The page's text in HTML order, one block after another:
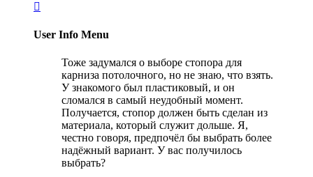

User Info Menu
Тоже задумался о выборе стопора для
карниза потолочного, но не знаю, что взять.
У знакомого был пластиковый, и он
сломался в самый неудобный момент.
Получается, стопор должен быть сделан из
материала, который служит дольше. Я,
честно говоря, предпочёл бы выбрать более
надёжный вариант. У вас получилось
выбрать?